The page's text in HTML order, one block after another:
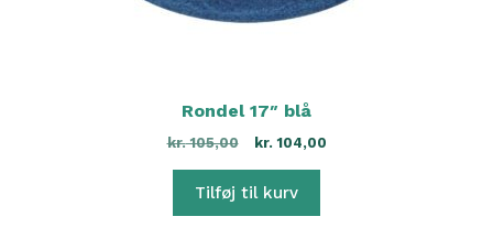
Rondel 17″ blå
kr.105,00 kr. 104,00
Tilføj til kurv